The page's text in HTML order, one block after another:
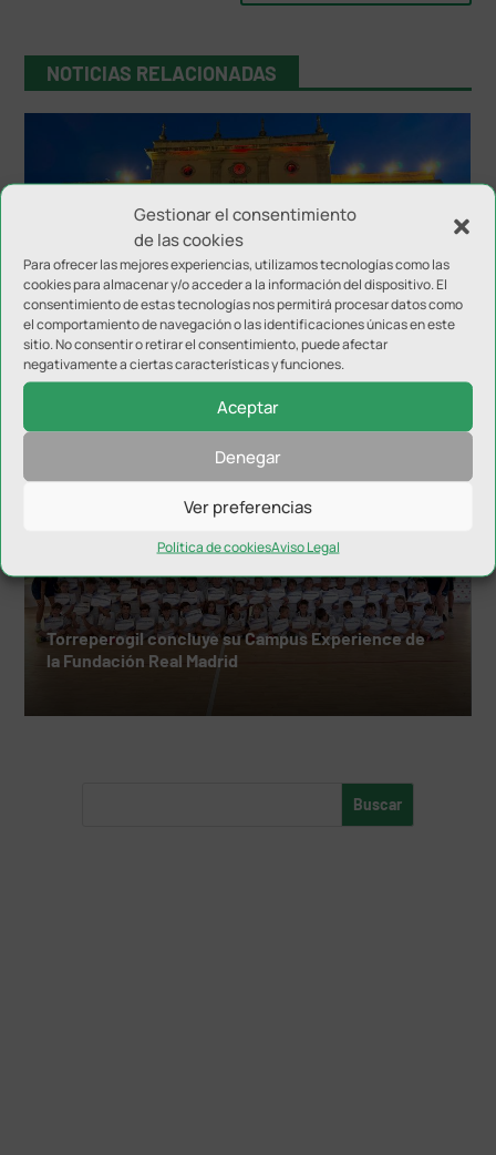
Gestionar el consentimiento
de las cookies
Para ofrecer las mejores experiencias, utilizamos tecnologías como las
cookies para almacenar y/o acceder a la información del dispositivo. El
consentimiento de estas tecnologías nos permitirá procesar datos como
el comportamiento de navegación o las identificaciones únicas en este
sitio. No consentir o retirar el consentimiento, puede afectar
negativamente a ciertas características y funciones.
Aceptar
Denegar
Ver preferencias
Política de cookiesAviso Legal
NOTICIAS RELACIONADAS
El Ayuntamiento de Jaén se iluminó como
reconocimiento a la Selección
Torreperogil concluye su Campus Experience de
la Fundación Real Madrid